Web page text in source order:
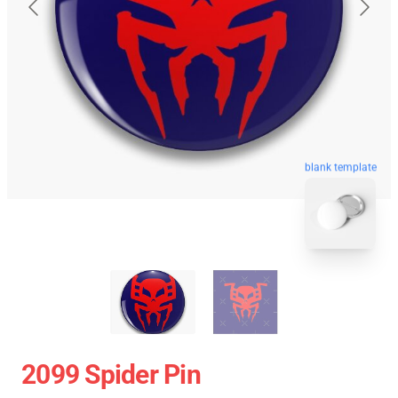
blank template
2099 Spider Pin